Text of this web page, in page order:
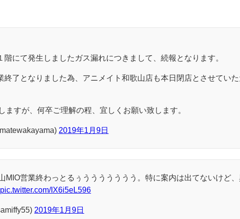
階にて発生しましたガス漏れにつきまして、続報となります。
終了となりました為、アニメイト和歌山店も本日閉店とさせていた
ますが、何卒ご理解の程、宜しくお願い致します。
2019年1月9日
MIO営業終わっとるぅううううううう。特に案内は出てないけど
pic.twitter.com/IX6i5eL596
2019年1月9日